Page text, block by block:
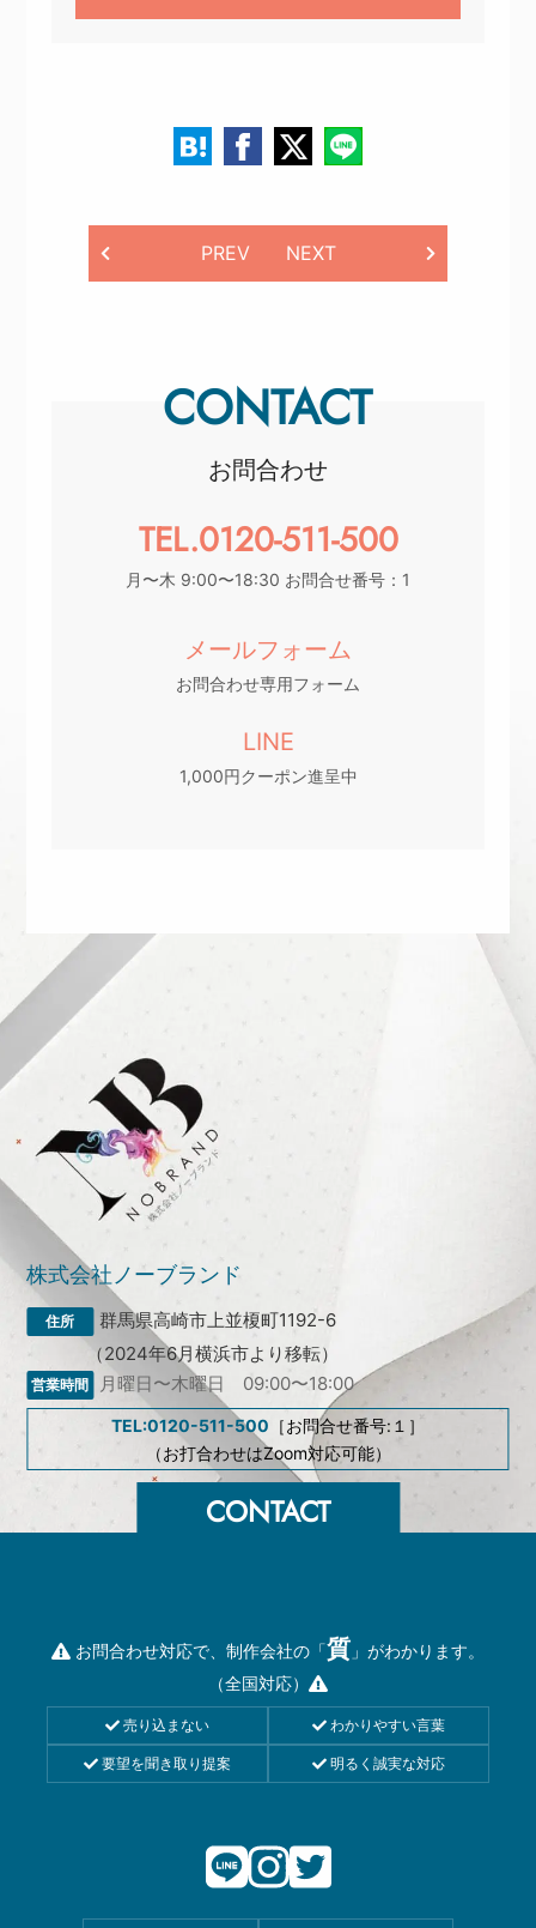
PREV NEXT
CONTACT
お問合わせ
TEL.0120-511-500
月〜木 9:00〜18:30 お問合せ番号：1
メールフォーム
お問合わせ専用フォーム
LINE
1,000円クーポン進呈中
株式会社ノーブランド
群馬県高崎市上並榎町1192-6
（2024年6月横浜市より移転）
月曜日〜木曜日 09:00〜18:00
TEL:0120-511-500 ［お問合せ番号:１］
（お打合わせはZoom対応可能）
お問合わせ対応で、制作会社の「質 」がわかります。
（全国対応）
売り込まない わかりやすい言葉
要望を聞き取り提案 明るく誠実な対応